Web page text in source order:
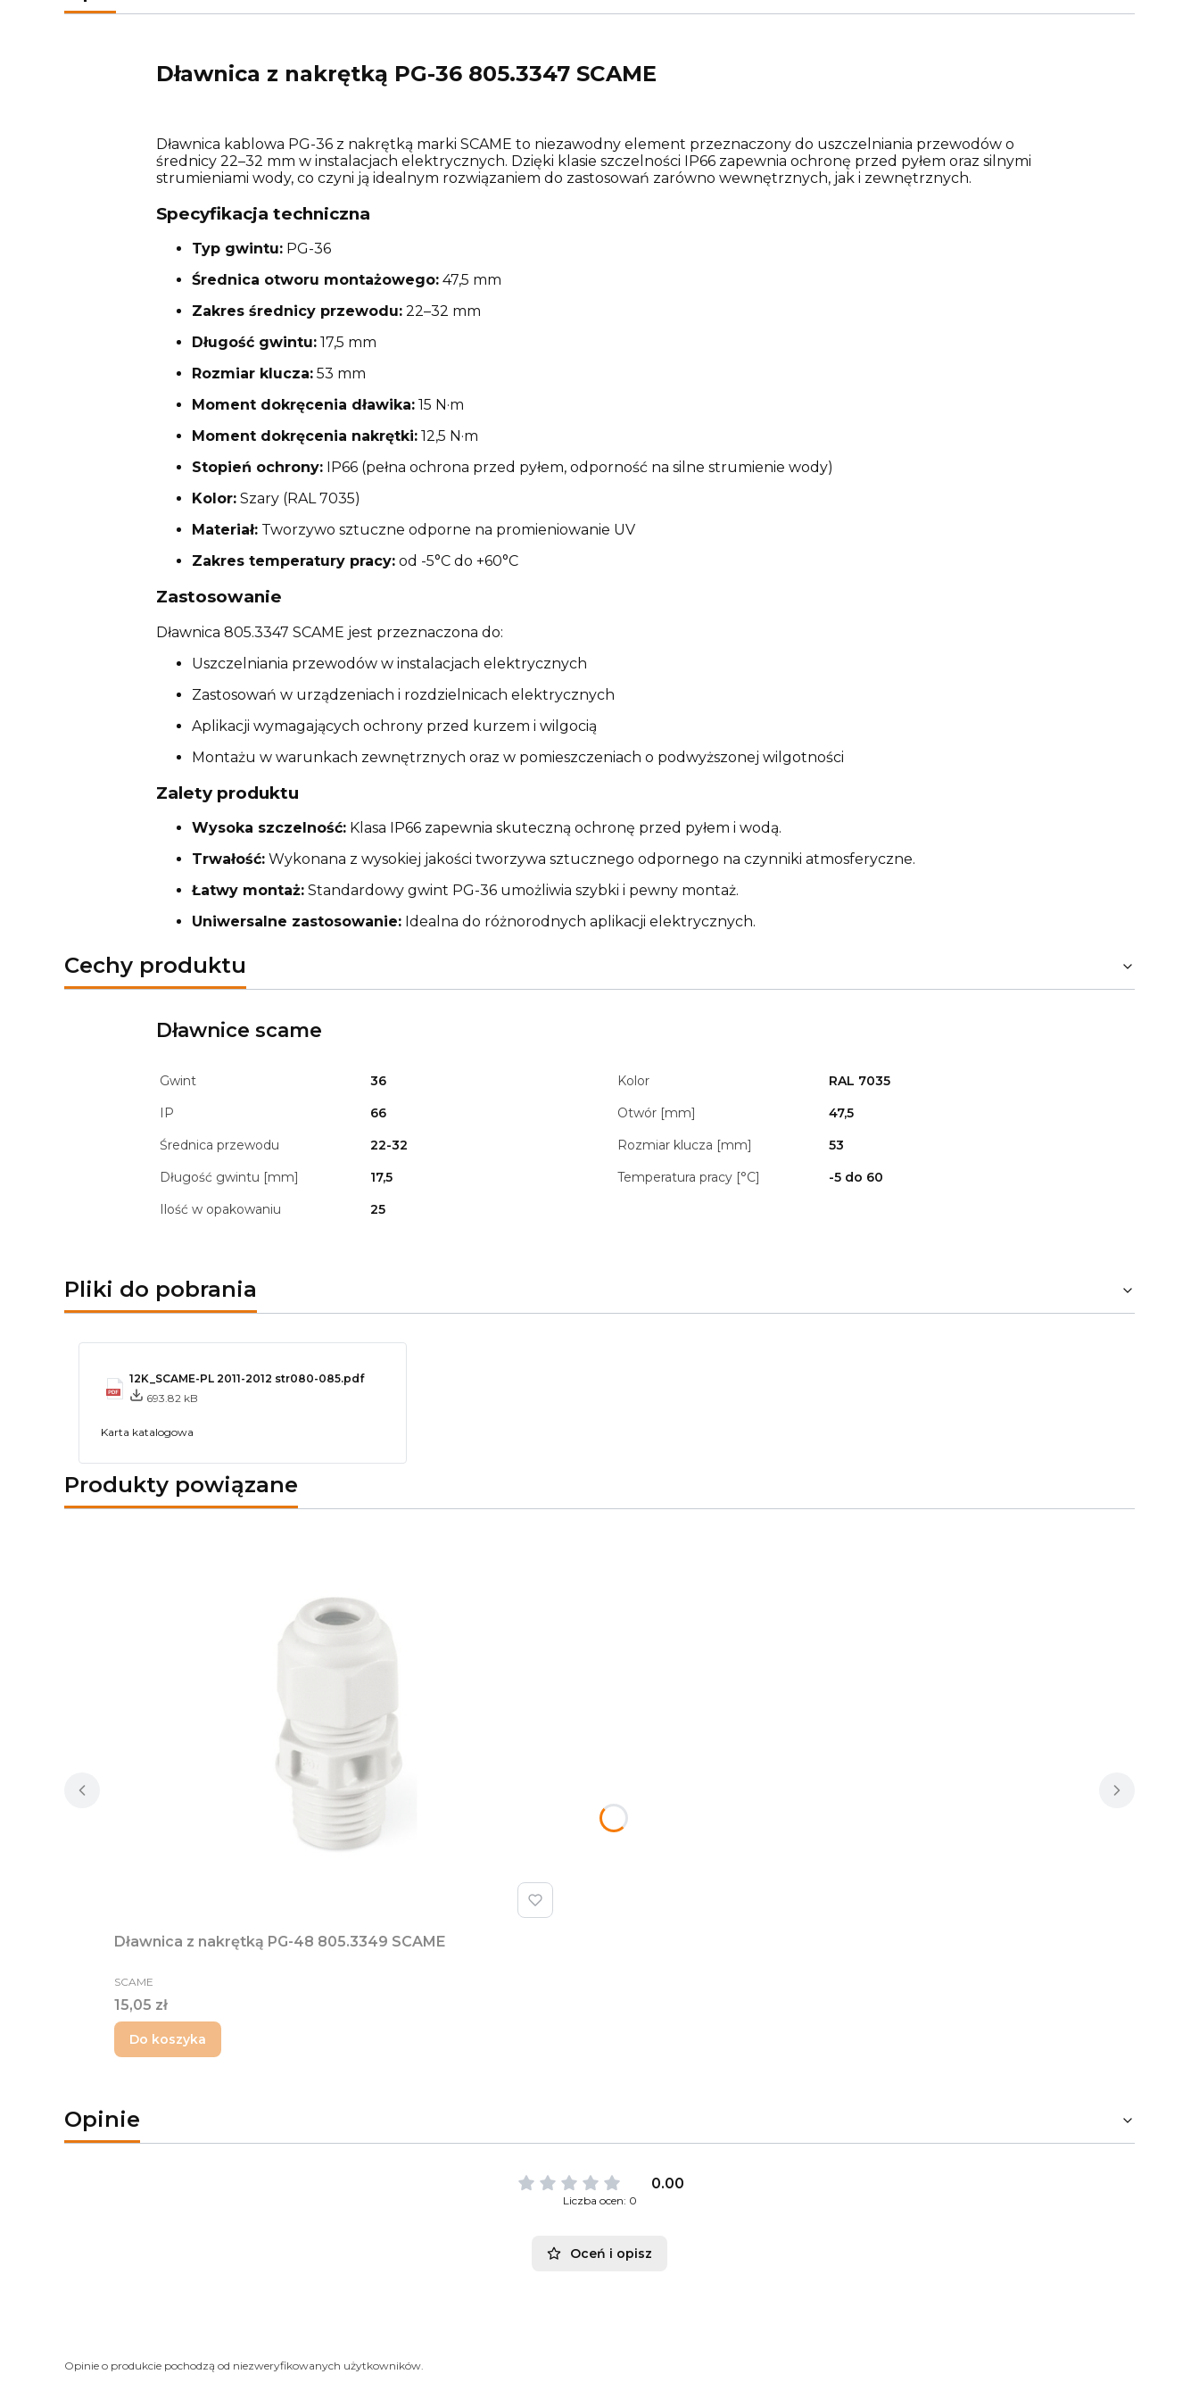
Dławnica z nakrętką PG-36 805.3347 SCAME
Dławnica kablowa PG-36 z nakrętką marki SCAME to niezawodny element przeznaczony do uszczelniania przewodów o
średnicy 22–32 mm w instalacjach elektrycznych. Dzięki klasie szczelności IP66 zapewnia ochronę przed pyłem oraz silnymi
strumieniami wody, co czyni ją idealnym rozwiązaniem do zastosowań zarówno wewnętrznych, jak i zewnętrznych.
Specyfikacja techniczna
Typ gwintu:PG-36
Średnica otworu montażowego:47,5 mm
Zakres średnicy przewodu:22–32 mm
Długość gwintu:17,5 mm
Rozmiar klucza:53 mm
Moment dokręcenia dławika:15 N·m
Moment dokręcenia nakrętki:12,5 N·m
Stopień ochrony:IP66 (pełna ochrona przed pyłem, odporność na silne strumienie wody)
Kolor:Szary (RAL 7035)
Materiał:Tworzywo sztuczne odporne na promieniowanie UV
Zakres temperatury pracy:od -5°C do +60°C
Zastosowanie
Dławnica 805.3347 SCAME jest przeznaczona do:
Uszczelniania przewodów w instalacjach elektrycznych
Zastosowań w urządzeniach i rozdzielnicach elektrycznych
Aplikacji wymagających ochrony przed kurzem i wilgocią
Montażu w warunkach zewnętrznych oraz w pomieszczeniach o podwyższonej wilgotności
Zalety produktu
Wysoka szczelność:Klasa IP66 zapewnia skuteczną ochronę przed pyłem i wodą.
Trwałość:Wykonana z wysokiej jakości tworzywa sztucznego odpornego na czynniki atmosferyczne.
Łatwy montaż:Standardowy gwint PG-36 umożliwia szybki i pewny montaż.
Uniwersalne zastosowanie:Idealna do różnorodnych aplikacji elektrycznych.
Cechy produktu
Dławnice scame
Gwint 36 Kolor
RAL 7035
IP
66 Otwór [mm]
47,5
Średnica przewodu
22-32 Rozmiar klucza [mm]
53
Długość gwintu [mm]
17,5 Temperatura pracy [°C]
-5 do 60
Ilość w opakowaniu
25
Pliki do pobrania
12K_SCAME-PL 2011-2012 str080-085.pdf
693.82 kB
Karta katalogowa
Produkty powiązane
Dławnica z nakrętką PG-48 805.3349 SCAME
PRODUCENT
SCAME
Cena
15,05 zł
Do koszyka
Opinie
0.00
Liczba ocen: 0
Oceń i opisz
Opinie o produkcie pochodzą od niezweryfikowanych użytkowników.